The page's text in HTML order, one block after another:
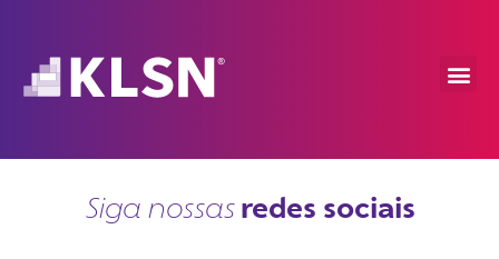
Siga nossas redes sociais